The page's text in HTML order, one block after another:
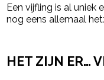
Een vijfling is al uniek
nog eens allemaal
HET ZIJN ER…